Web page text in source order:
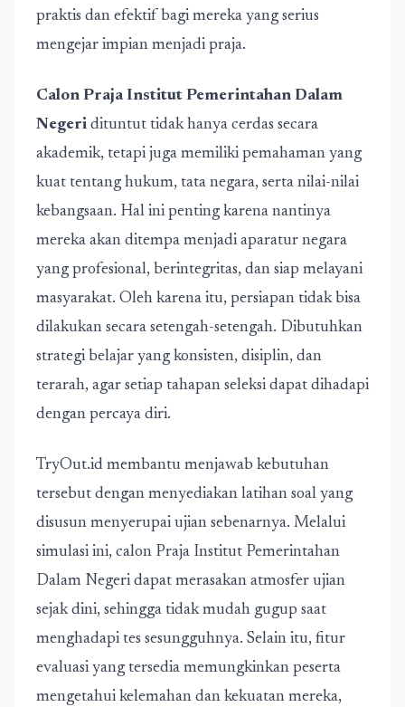
praktis dan efektif bagi mereka yang serius
mengejar impian menjadi praja.
Calon Praja Institut Pemerintahan Dalam
Negeri dituntut tidak hanya cerdas secara
akademik, tetapi juga memiliki pemahaman yang
kuat tentang hukum, tata negara, serta nilai-nilai
kebangsaan. Hal ini penting karena nantinya
mereka akan ditempa menjadi aparatur negara
yang profesional, berintegritas, dan siap melayani
masyarakat. Oleh karena itu, persiapan tidak bisa
dilakukan secara setengah-setengah. Dibutuhkan
strategi belajar yang konsisten, disiplin, dan
terarah, agar setiap tahapan seleksi dapat dihadapi
dengan percaya diri.
TryOut.id membantu menjawab kebutuhan
tersebut dengan menyediakan latihan soal yang
disusun menyerupai ujian sebenarnya. Melalui
simulasi ini, calon Praja Institut Pemerintahan
Dalam Negeri dapat merasakan atmosfer ujian
sejak dini, sehingga tidak mudah gugup saat
menghadapi tes sesungguhnya. Selain itu, fitur
evaluasi yang tersedia memungkinkan peserta
mengetahui kelemahan dan kekuatan mereka,